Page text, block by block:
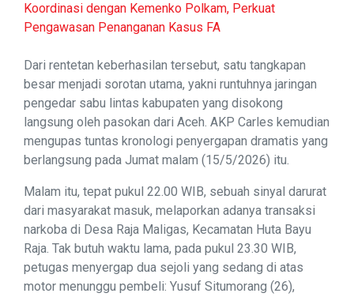
Koordinasi dengan Kemenko Polkam, Perkuat
Pengawasan Penanganan Kasus FA
Dari rentetan keberhasilan tersebut, satu tangkapan
besar menjadi sorotan utama, yakni runtuhnya jaringan
pengedar sabu lintas kabupaten yang disokong
langsung oleh pasokan dari Aceh. AKP Carles kemudian
mengupas tuntas kronologi penyergapan dramatis yang
berlangsung pada Jumat malam (15/5/2026) itu.
Malam itu, tepat pukul 22.00 WIB, sebuah sinyal darurat
dari masyarakat masuk, melaporkan adanya transaksi
narkoba di Desa Raja Maligas, Kecamatan Huta Bayu
Raja. Tak butuh waktu lama, pada pukul 23.30 WIB,
petugas menyergap dua sejoli yang sedang di atas
motor menunggu pembeli: Yusuf Situmorang (26),